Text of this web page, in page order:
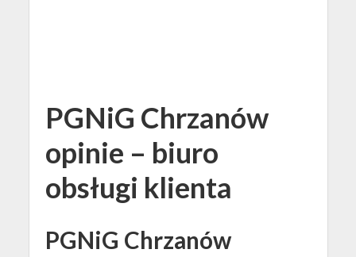
PGNiG Chrzanów
opinie – biuro
obsługi klienta
PGNiG Chrzanów